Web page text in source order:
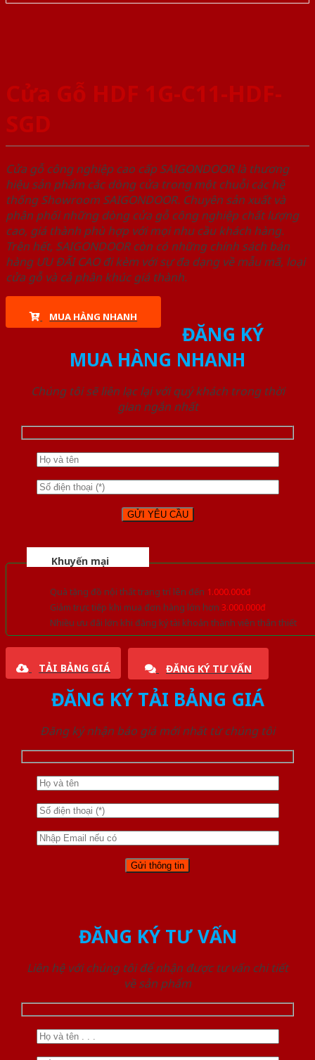
Cửa Gỗ HDF 1G-C11-HDF-
SGD
Cửa gỗ công nghiệp cao cấp SAIGONDOOR là thương
hiệu sản phẩm các dòng cửa trong một chuỗi các hệ
thống Showroom SAIGONDOOR. Chuyên sản xuất và
phân phối những dòng cửa gỗ công nghiệp chất lượng
cao, giá thành phù hợp với mọi nhu cầu khách hàng.
Trên hết, SAIGONDOOR còn có những chính sách bán
hàng ƯU ĐÃI CAO đi kèm với sự đa dạng về mẫu mã, loại
cửa gỗ và cả phân khúc giá thành.
MUA HÀNG NHANH
ĐĂNG KÝ
MUA HÀNG NHANH
Chúng tôi sẽ liên lạc lại với quý khách trong thời
gian ngắn nhất
Khuyến mại
Quà tặng đồ nội thất trang trí lên đến 1.000.000đ
Giảm trực tiếp khi mua đơn hàng lớn hơn 3.000.000đ
Nhiều ưu đãi lớn khi đăng ký tài khoản thành viên thân thiết
TẢI BẢNG GIÁ ĐĂNG KÝ TƯ VẤN
ĐĂNG KÝ TẢI BẢNG GIÁ
Đăng ký nhận báo giá mới nhất từ chúng tôi
ĐĂNG KÝ TƯ VẤN
Liên hệ với chúng tôi để nhận được tư vấn chi tiết
về sản phẩm